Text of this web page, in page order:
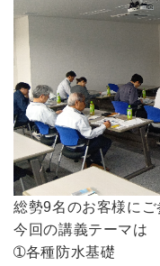
総勢9名のお客様にご
今回の講義テーマは
➀各種防水基礎